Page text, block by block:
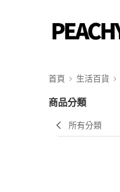
首頁 生活百貨
商品分類
所有分類